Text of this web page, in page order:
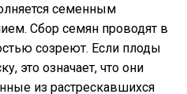
семенным
Сбор семян проводят в
созреют. Если плоды
это означает, что они
из растрескавшихся